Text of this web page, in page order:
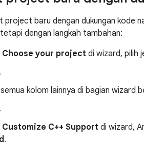
project baru dengan dukungan kode
dengan langkah tambahan:
Choose your project di wizard, pilih
.
kolom lainnya di bagian wizard
.
Customize C++ Support di wizard,
.